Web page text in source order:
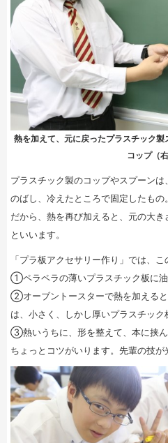
熱を加えて、元に戻ったプラスチック
コップ（右
プラスチック製のコップやスプーン
のばし、冷えたところで固定したもの。
だから、熱を再び加えると、元の大
といいます。
「プラ板アクセサリー作り」では、こ
①ペラペラの薄いプラスチック板に油
②オーブントースターで熱を加える
は、小さく、しかし厚いプラスチック
③熱いうちに、形を整えて、本に挟ん
ちょっとコツがいります。先輩の技が